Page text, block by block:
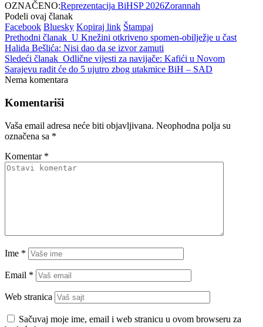
OZNAČENO:Reprezentacija BiHSP 2026Zorannah
Podeli ovaj članak
Facebook Bluesky Kopiraj link Štampaj
Prethodni članak U Knežini otkriveno spomen-obilježje u čast
Halida Bešlića: Nisi dao da se izvor zamuti
Sledeći članak Odlične vijesti za navijače: Kafići u Novom
Sarajevu radit će do 5 ujutro zbog utakmice BiH – SAD
Nema komentara
Komentariši
Vaša email adresa neće biti objavljivana. Neophodna polja su
označena sa *
Komentar *
Ime *
Email *
Web stranica
Sačuvaj moje ime, email i web stranicu u ovom browseru za